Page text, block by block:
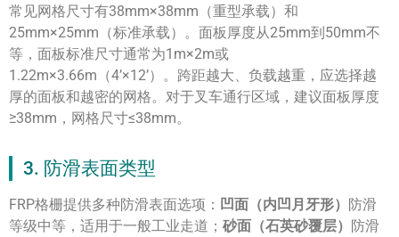
常见网格尺寸有38mm×38mm（重型承载）和
25mm×25mm（标准承载）。面板厚度从25mm到50mm不
等，面板标准尺寸通常为1m×2m或
1.22m×3.66m（4’×12’）。跨距越大、负载越重，应选择越
厚的面板和越密的网格。对于叉车通行区域，建议面板厚度
≥38mm，网格尺寸≤38mm。
3. 防滑表面类型
FRP格栅提供多种防滑表面选项： 凹面（内凹月牙形） 防滑
等级中等，适用于一般工业走道； 砂面（石英砂覆层） 防滑